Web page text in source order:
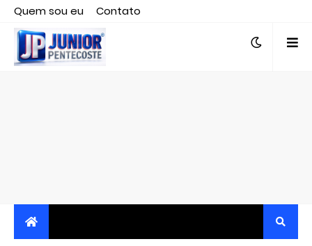
Quem sou eu
Contato
Editor responsável, jornalista Clovis Almeida.